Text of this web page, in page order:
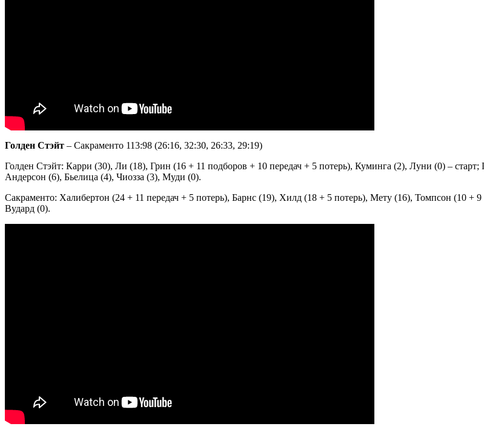
Голден Стэйт – Сакраменто 113:98 (26:16, 32:30, 26:33, 29:19)
Голден Стэйт: Карри (30), Ли (18), Грин (16 + 11 подборов + 10 передач + 5 потерь), Куминга (2), Луни (0) –
Андерсон (6), Бьелица (4), Чиозза (3), Муди (0).
Сакраменто: Халибертон (24 + 11 передач + 5 потерь), Барнс (19), Хилд (18 + 5 потерь), Мету (16), Томпсон (10 +
Вудард (0).